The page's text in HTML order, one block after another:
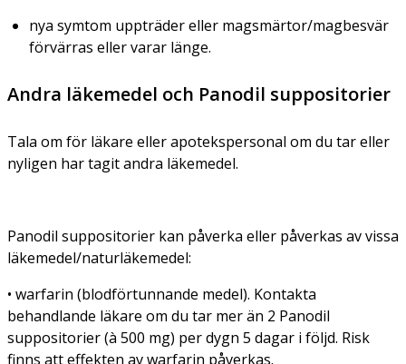
nya symtom uppträder eller magsmärtor/magbesvär
förvärras eller varar länge.
Andra läkemedel och Panodil suppositorier
Tala om för läkare eller apotekspersonal om du tar eller
nyligen har tagit andra läkemedel.
Panodil suppositorier kan påverka eller påverkas av vissa
läkemedel/naturläkemedel:
• warfarin (blodförtunnande medel). Kontakta
behandlande läkare om du tar mer än 2 Panodil
suppositorier (à 500 mg) per dygn 5 dagar i följd. Risk
finns att effekten av warfarin påverkas.